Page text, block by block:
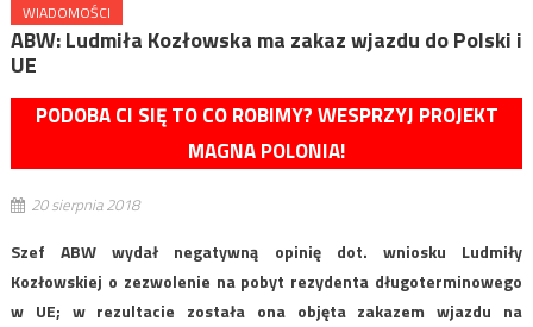
WIADOMOŚCI
ABW: Ludmiła Kozłowska ma zakaz wjazdu do Polski i
UE
PODOBA CI SIĘ TO CO ROBIMY? WESPRZYJ PROJEKT
MAGNA POLONIA!
20 sierpnia 2018
Szef ABW wydał negatywną opinię dot. wniosku Ludmiły
Kozłowskiej o zezwolenie na pobyt rezydenta długoterminowego
w UE; w rezultacie została ona objęta zakazem wjazdu na